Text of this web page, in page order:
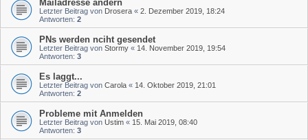
Mailadresse ändern
Letzter Beitrag von Drosera « 2. Dezember 2019, 18:24
Antworten: 2
PNs werden nciht gesendet
Letzter Beitrag von Stormy « 14. November 2019, 19:54
Antworten: 3
Es laggt...
Letzter Beitrag von Carola « 14. Oktober 2019, 21:01
Antworten: 2
Probleme mit Anmelden
Letzter Beitrag von Ustim « 15. Mai 2019, 08:40
Antworten: 3